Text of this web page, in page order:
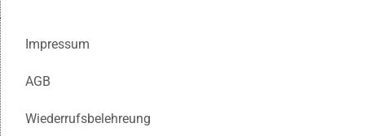
Impressum
AGB
Wiederrufsbelehreung